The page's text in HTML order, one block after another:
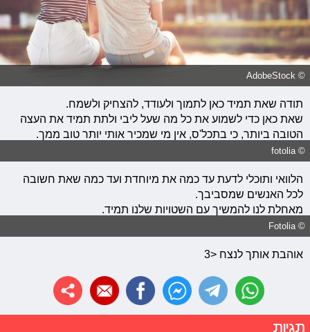
© AdobeStock
תודה שאת תמיד כאן לתמוך ולעודד, להצחיק ולשמח.
שאת כאן כדי לשמוע את כל מה שעל ליבי ולתת תמיד את העצה
הטובה ביותר, כי בתכל'ס, אין מי שמכיר אותי יותר טוב ממך.
© fotolia
הלוואי ותוכלי לדעת עד כמה את מיוחדת ועד כמה שאת חשובה
לכל האנשים שמסביבך.
מאחלת לנו להמשיך עם השטויות שלנו תמיד.
© Fotolia
אוהבת אותך לנצח <3
תגיות